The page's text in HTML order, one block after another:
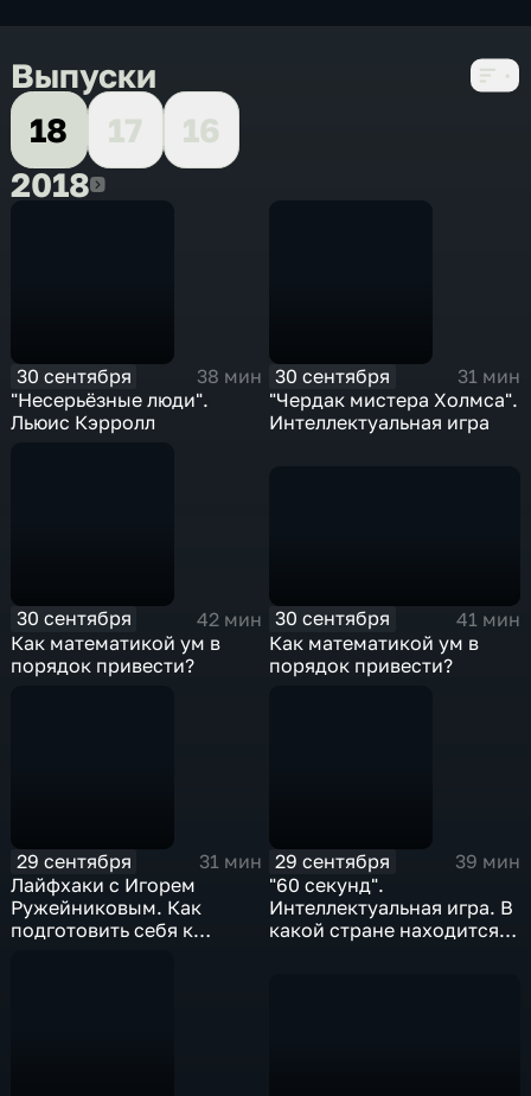
Выпуски
18
17
16
20182018
30 сентября
38 мин
"Несерьёзные люди".
Льюис Кэрролл
30 сентября
31 мин
"Чердак мистера Холмса".
Интеллектуальная игра
30 сентября
42 мин
Как математикой ум в
порядок привести?
30 сентября
41 мин
Как математикой ум в
порядок привести?
29 сентября
31 мин
Лайфхаки с Игорем
Ружейниковым. Как
подготовить себя к
29 сентября
39 мин
"60 секунд".
Интеллектуальная игра. В
какой стране находится